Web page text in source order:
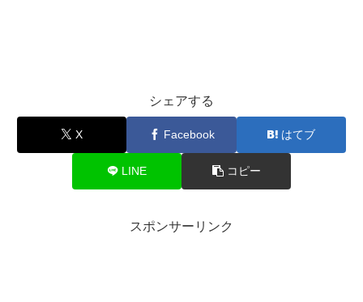
シェアする
X Facebook はてブ
LINE コピー
スポンサーリンク